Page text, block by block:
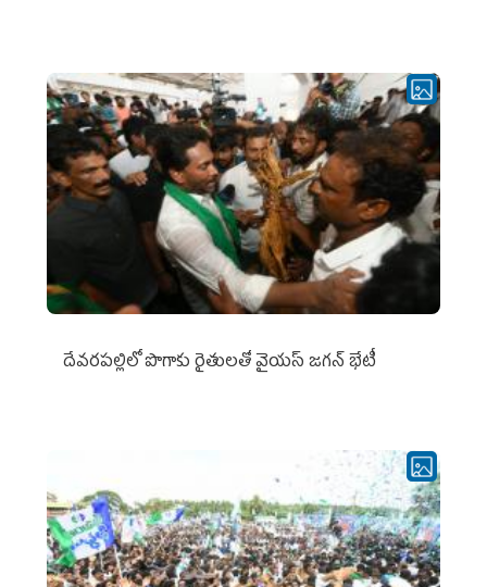
దేవరపల్లిలో పొగాకు రైతులతో వైయస్ జగన్ భేటీ